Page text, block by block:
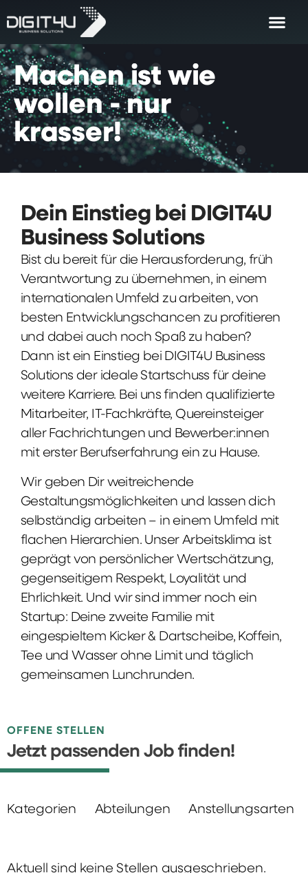
Machen ist wie
wollen - nur
krasser!
Dein Einstieg bei DIGIT4U
Business Solutions
Bist du bereit für die Herausforderung, früh
Verantwortung zu übernehmen, in einem
internationalen Umfeld zu arbeiten, von
besten Entwicklungschancen zu profitieren
und dabei auch noch Spaß zu haben?
Dann ist ein Einstieg bei DIGIT4U Business
Solutions der ideale Startschuss für deine
weitere Karriere. Bei uns finden qualifizierte
Mitarbeiter, IT-Fachkräfte, Quereinsteiger
aller Fachrichtungen und Bewerber:innen
mit erster Berufserfahrung ein zu Hause.
Wir geben Dir weitreichende
Gestaltungsmöglichkeiten und lassen dich
selbständig arbeiten – in einem Umfeld mit
flachen Hierarchien. Unser Arbeitsklima ist
geprägt von persönlicher Wertschätzung,
gegenseitigem Respekt, Loyalität und
Ehrlichkeit. Und wir sind immer noch ein
Startup: Deine zweite Familie mit
eingespieltem Kicker & Dartscheibe, Koffein,
Tee und Wasser ohne Limit und täglich
gemeinsamen Lunchrunden.
OFFENE STELLEN
Jetzt passenden Job finden!
Kategorien Abteilungen Anstellungsarten
Aktuell sind keine Stellen ausgeschrieben.